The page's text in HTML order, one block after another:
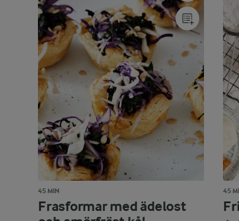
45 MIN
Frasformar med ädelost
45